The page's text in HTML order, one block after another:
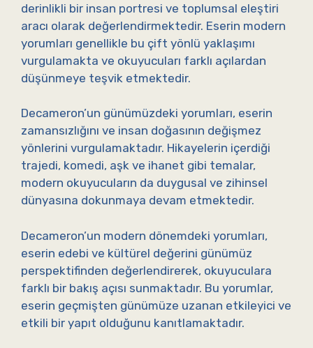
derinlikli bir insan portresi ve toplumsal eleştiri
aracı olarak değerlendirmektedir. Eserin modern
yorumları genellikle bu çift yönlü yaklaşımı
vurgulamakta ve okuyucuları farklı açılardan
düşünmeye teşvik etmektedir.
Decameron’un günümüzdeki yorumları, eserin
zamansızlığını ve insan doğasının değişmez
yönlerini vurgulamaktadır. Hikayelerin içerdiği
trajedi, komedi, aşk ve ihanet gibi temalar,
modern okuyucuların da duygusal ve zihinsel
dünyasına dokunmaya devam etmektedir.
Decameron’un modern dönemdeki yorumları,
eserin edebi ve kültürel değerini günümüz
perspektifinden değerlendirerek, okuyuculara
farklı bir bakış açısı sunmaktadır. Bu yorumlar,
eserin geçmişten günümüze uzanan etkileyici ve
etkili bir yapıt olduğunu kanıtlamaktadır.